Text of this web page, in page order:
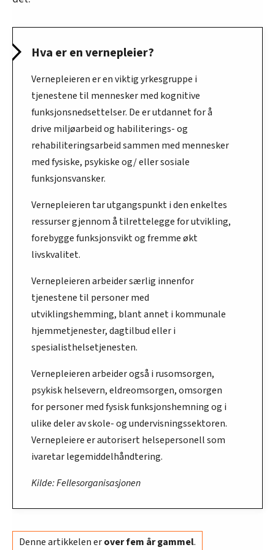
Hva er en vernepleier?
Vernepleieren er en viktig yrkesgruppe i
tjenestene til mennesker med kognitive
funksjonsnedsettelser. De er utdannet for å
drive miljøarbeid og habiliterings- og
rehabiliteringsarbeid sammen med mennesker
med fysiske, psykiske og/ eller sosiale
funksjonsvansker.
Vernepleieren tar utgangspunkt i den enkeltes
ressurser gjennom å tilrettelegge for utvikling,
forebygge funksjonsvikt og fremme økt
livskvalitet.
Vernepleieren arbeider særlig innenfor
tjenestene til personer med
utviklingshemming, blant annet i kommunale
hjemmetjenester, dagtilbud eller i
spesialisthelsetjenesten.
Vernepleieren arbeider også i rusomsorgen,
psykisk helsevern, eldreomsorgen, omsorgen
for personer med fysisk funksjonshemning og i
ulike deler av skole- og undervisningssektoren.
Vernepleiere er autorisert helsepersonell som
ivaretar legemiddelhåndtering.
Kilde: Fellesorganisasjonen
Denne artikkelen erover fem år gammel.